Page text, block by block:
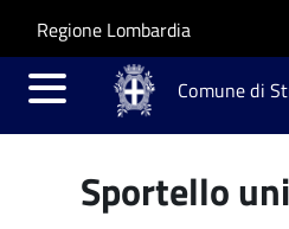
Salta al contenuto
Skip to site navigation
Regione Lombardia
Comune di
Sportello